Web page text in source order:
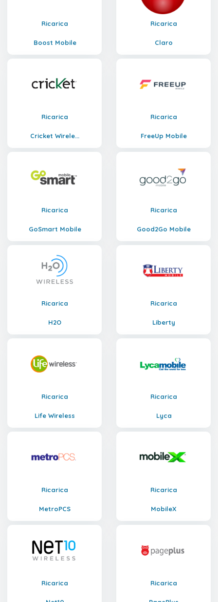
Ricarica
Boost Mobile
Ricarica
Claro
Ricarica
Cricket Wirele...
Ricarica
FreeUp Mobile
Ricarica
GoSmart Mobile
Ricarica
Good2Go Mobile
Ricarica
H2O
Ricarica
Liberty
Ricarica
Life Wireless
Ricarica
Lyca
Ricarica
MetroPCS
Ricarica
MobileX
Ricarica Ricarica